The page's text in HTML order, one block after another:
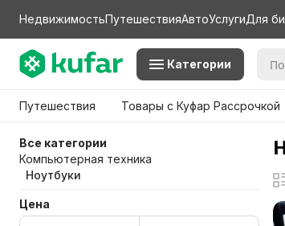
НедвижимостьПутешествияАвтоУслугиДля
Категории
Путешествия Товары с Куфар Рассрочкой
Все категории
Компьютерная техника
Ноутбуки
Цена